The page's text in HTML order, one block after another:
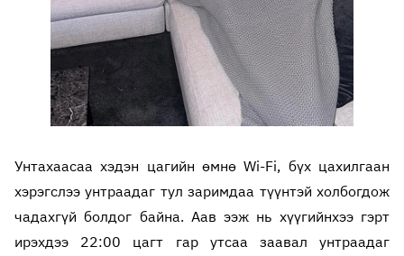
Унтахаасаа хэдэн цагийн өмнө Wi-Fi, бүх цахилгаан
хэрэгслээ унтраадаг тул заримдаа түүнтэй холбогдож
чадахгүй болдог байна. Аав ээж нь хүүгийнхээ гэрт
ирэхдээ 22:00 цагт гар утсаа заавал унтраадаг